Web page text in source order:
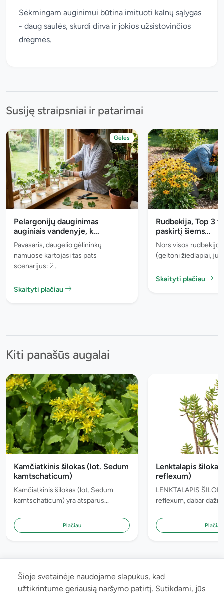
Sėkmingam auginimui būtina imituoti kalnų sąlygas
- daug saulės, skurdi dirva ir jokios užsistovinčios
drėgmės.
Susiję straipsniai ir patarimai
Gėlės
Pelargonijų dauginimas
auginiais vandenyje, k...
Pavasaris, daugelio gėlininkų
namuose kartojasi tas pats
scenarijus: ž...
Skaityti plačiau
Rudbekija, Top 3
paskirtį šiems...
Nors visos
(geltoni žiedlapiai,
Skaityti plačiau
Kiti panašūs augalai
Kamčiatkinis šilokas (lot. Sedum
kamtschaticum)
Kamčiatkinis šilokas (lot. Sedum
kamtschaticum) yra atsparus...
Plačiau
Lenktalapis
reflexum)
LENKTALAPIS
reflexum, dabar
Plačiau
Šioje svetainėje naudojame slapukus, kad
užtikrintume geriausią naršymo patirtį. Sutikdami, jūs